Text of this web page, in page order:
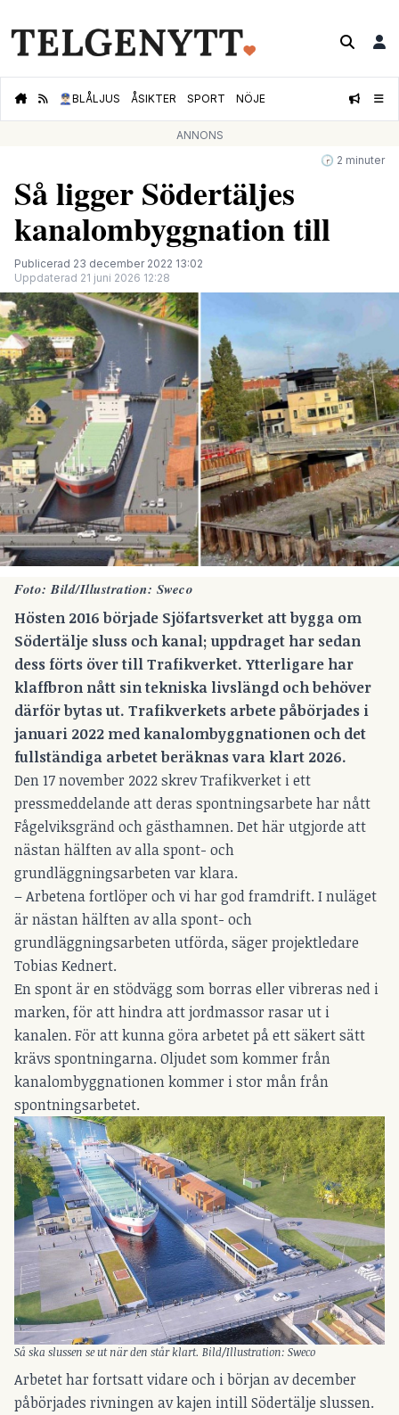
👮🏻‍♂️BLÅLJUS ÅSIKTER SPORT NÖJE
ANNONS
🕝 2 minuter
Så ligger Södertäljes
kanalombyggnation till
Publicerad 23 december 2022 13:02
Uppdaterad 21 juni 2026 12:28
Foto: Bild/Illustration: Sweco
Hösten 2016 började Sjöfartsverket att bygga om
Södertälje sluss och kanal; uppdraget har sedan
dess förts över till Trafikverket. Ytterligare har
klaffbron nått sin tekniska livslängd och behöver
därför bytas ut. Trafikverkets arbete påbörjades i
januari 2022 med kanalombyggnationen och det
fullständiga arbetet beräknas vara klart 2026.
Den 17 november 2022 skrev Trafikverket i ett
pressmeddelande att deras spontningsarbete har nått
Fågelviksgränd och gästhamnen. Det här utgjorde att
nästan hälften av alla spont- och
grundläggningsarbeten var klara.
– Arbetena fortlöper och vi har god framdrift. I nuläget
är nästan hälften av alla spont- och
grundläggningsarbeten utförda, säger projektledare
Tobias Kednert.
En spont är en stödvägg som borras eller vibreras ned i
marken, för att hindra att jordmassor rasar ut i
kanalen. För att kunna göra arbetet på ett säkert sätt
krävs spontningarna. Oljudet som kommer från
kanalombyggnationen kommer i stor mån från
spontningsarbetet.
Så ska slussen se ut när den står klart. Bild/Illustration: Sweco
Arbetet har fortsatt vidare och i början av december
påbörjades rivningen av kajen intill Södertälje slussen.